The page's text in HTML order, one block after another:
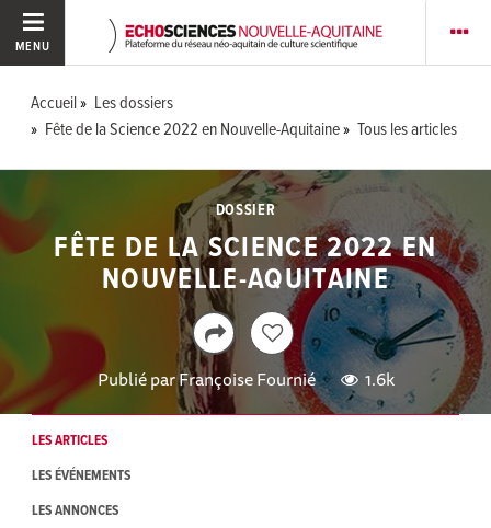
MENU
Accueil
Les dossiers
Fête de la Science 2022 en Nouvelle-Aquitaine
Tous les articles
DOSSIER
FÊTE DE LA SCIENCE 2022 EN
NOUVELLE-AQUITAINE
Publié parFrançoise Fournié 1.6k
LES ARTICLES
LES ÉVÉNEMENTS
LES ANNONCES